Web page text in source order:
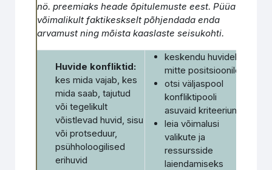
nö. preemiaks heade õpitulemuste eest. Püüa
võimalikult faktikeskselt põhjendada enda
arvamust ning mõista kaaslaste seisukohti.
Huvide konfliktid:
kes mida vajab, kes
mida saab, tajutud
või tegelikult
võistlevad huvid, sisu
või protseduur,
psühholoogilised
erihuvid
keskendu huvidele,
mitte positsioonile
otsi väljaspool
konfliktipooli
asuvaid kriteeriume
leia võimalusi
valikute ja
ressursside
laiendamiseks